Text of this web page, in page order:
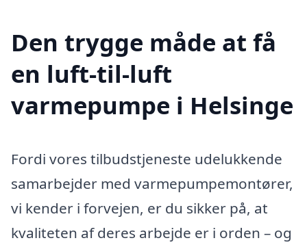
Den trygge måde at få
en luft-til-luft
varmepumpe i Helsinge
Fordi vores tilbudstjeneste udelukkende
samarbejder med varmepumpemontører,
vi kender i forvejen, er du sikker på, at
kvaliteten af deres arbejde er i orden – og